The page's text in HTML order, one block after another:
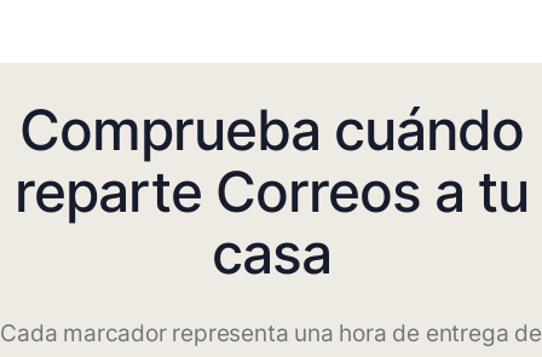
Comprueba cuándo
reparte Correos a tu
casa
Cada marcador representa una hora de entrega de